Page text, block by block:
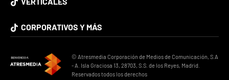
CORPORATIVOS Y MÁS
© Atresmedia Corporación de Medios de Comunicación, S.A
- A. Isla Graciosa 13, 28703, S.S. de los Reyes, Madrid.
Reservados todos los derechos